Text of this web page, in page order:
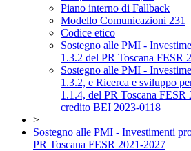
Piano interno di Fallback
Modello Comunicazioni 231
Codice etico
Sostegno alle PMI -
1.3.2 del PR Toscana FESR
Sostegno alle PMI -
1.3.2, e Ricerca e sviluppo
1.1.4, del PR Toscana
credito BEI 2023-0118
>
Sostegno alle PMI - Investimenti
PR Toscana FESR 2021-2027